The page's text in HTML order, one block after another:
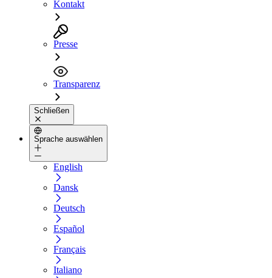
Kontakt
Presse
Transparenz
Schließen
Sprache auswählen
English
Dansk
Deutsch
Español
Français
Italiano